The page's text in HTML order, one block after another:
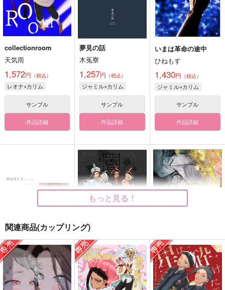
collectionroom
天気雨
1,572円 （税込）
レオナ×カリム
サンプル
作品詳細
夢見の話
木菟寮
1,257円 （税込）
ジャミル×カリム
サンプル
作品詳細
いまは革命の途中
ひねもす
1,430円 （税込）
ジャミル×カリム
サンプル
作品詳細
おはなし2
やとけい
787円 （税込）
闇と踊れ
ここだけの話
946円（税込）
これからのおれたちは
ふくはうち
3,144円（税込）
もっと見る！
関連商品(カップリング)